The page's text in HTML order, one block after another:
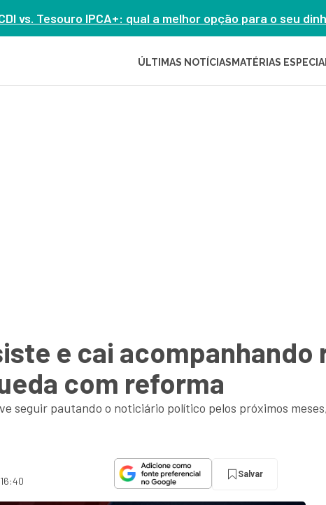
vs. Tesouro IPCA+: qual a melhor opção para o seu
ÚLTIMAS NOTÍCIAS MATÉRIAS
e cai acompanhando
com reforma
seguir pautando o noticiário político pelos próximos
Salvar